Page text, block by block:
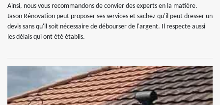
Ainsi, nous vous recommandons de convier des experts en la matière.
Jason Rénovation peut proposer ses services et sachez qu'il peut dresser un
devis sans qu'il soit nécessaire de débourser de l'argent. Il respecte aussi
les délais qui ont été établis.